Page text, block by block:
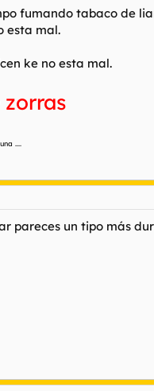
fumando tabaco de
esta mal.
ke no esta mal.
....
pareces un tipo más